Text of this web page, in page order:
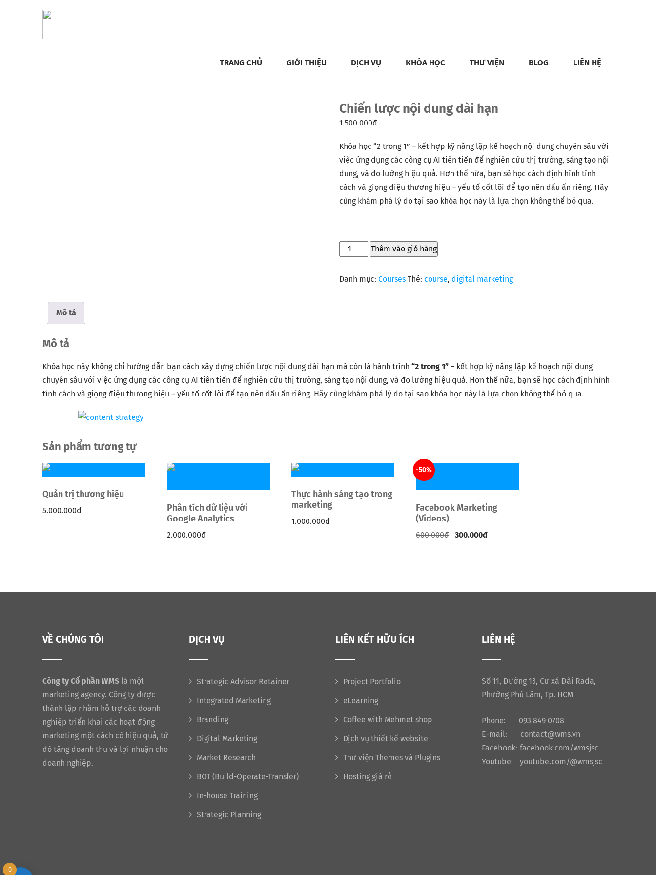
TRANG CHỦ GIỚI THIỆU DỊCH VỤ KHÓA HỌC THƯ VIỆN BLOG LIÊN HỆ
Chiến lược nội dung dài hạn
1.500.000đ
Khóa học “2 trong 1” – kết hợp kỹ năng lập kế hoạch nội dung chuyên sâu với
việc ứng dụng các công cụ AI tiên tiến để nghiên cứu thị trường, sáng tạo nội
dung, và đo lường hiệu quả. Hơn thế nữa, bạn sẽ học cách định hình tính
cách và giọng điệu thương hiệu – yếu tố cốt lõi để tạo nên dấu ấn riêng. Hãy
cùng khám phá lý do tại sao khóa học này là lựa chọn không thể bỏ qua.
Thêm vào giỏ hàng
Danh mục:Courses Thẻ: course, digital marketing
Mô tả
Mô tả
Khóa học này không chỉ hướng dẫn bạn cách xây dựng chiến lược nội dung dài hạn mà còn là hành trình “2 trong 1” – kết hợp kỹ năng lập kế hoạch nội dung
chuyên sâu với việc ứng dụng các công cụ AI tiên tiến để nghiên cứu thị trường, sáng tạo nội dung, và đo lường hiệu quả. Hơn thế nữa, bạn sẽ học cách định hình
tính cách và giọng điệu thương hiệu – yếu tố cốt lõi để tạo nên dấu ấn riêng. Hãy cùng khám phá lý do tại sao khóa học này là lựa chọn không thể bỏ qua.
Sản phẩm tương tự
Quản trị thương hiệu
5.000.000đ
Phân tích dữ liệu với
Google Analytics
2.000.000đ
Thực hành sáng tạo trong
marketing
1.000.000đ
-50%
Facebook Marketing
(Videos)
600.000đ 300.000đ
VỀ CHÚNG TÔI
Công ty Cổ phần WMS là một
marketing agency. Công ty được
thành lập nhằm hỗ trợ các doanh
nghiệp triển khai các hoạt động
marketing một cách có hiệu quả, từ
đó tăng doanh thu và lợi nhuận cho
doanh nghiệp.
DỊCH VỤ
Strategic Advisor Retainer
Integrated Marketing
Branding
Digital Marketing
Market Research
BOT (Build-Operate-Transfer)
In-house Training
Strategic Planning
LIÊN KẾT HỮU ÍCH
Project Portfolio
eLearning
Coffee with Mehmet shop
Dịch vụ thiết kế website
Thư viện Themes và Plugins
Hosting giá rẻ
LIÊN HỆ
Số 11, Đường 13, Cư xá Đài Rada,
Phường Phú Lâm, Tp. HCM
Phone:
093 849 0708
E-mail:
contact@wms.vn
Facebook: facebook.com/wmsjsc
Youtube:
youtube.com/@wmsjsc
0